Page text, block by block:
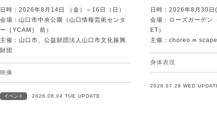
日時：2026年8月14日 （金）～16日（日）
会場：山口市中央公園（山口情報芸術センタ
ー［YCAM］ 前）
主催：山口市、公益財団法人山口市文化振興
財団
映像
イベント 2026.08.04 TUE UPDATE
日時：2026年8月30日
会場：ローズガーデン
ET）
主催：choreo ∞ scape
身体表現
2026.07.29 WED